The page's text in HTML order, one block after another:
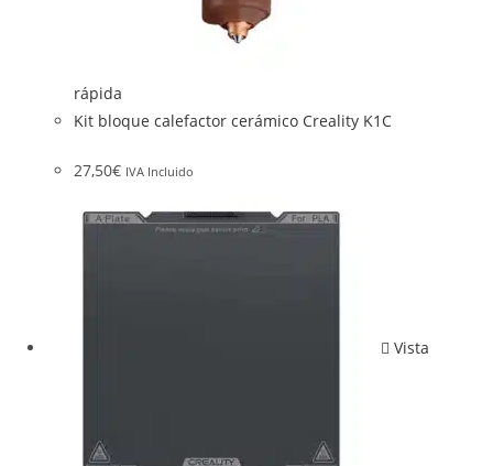
rápida
Kit bloque calefactor cerámico Creality K1C
27,50€ IVA Incluido
Vista